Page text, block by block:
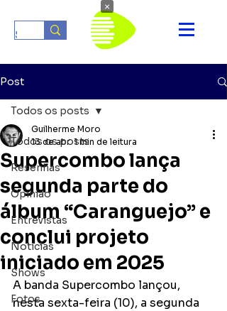
Post
Todos os posts
Resenhas
Opinião
Entrevistas
Notícias
Shows
Fotos
Todos os posts
Supercombo lança
segunda parte do
álbum “Caranguejo” e
conclui projeto
iniciado em 2025
Guilherme Moro
13 de abr. 1 min de leitura
A banda Supercombo lançou,
nesta sexta-feira (10), a segunda
×